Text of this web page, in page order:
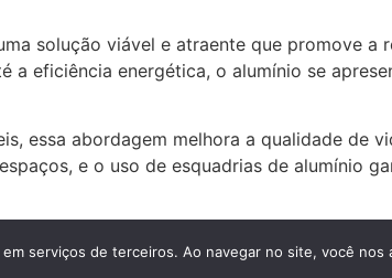
solução viável e atraente que promove a
eficiência energética, o alumínio se
essa abordagem melhora a qualidade de
e o uso de esquadrias de alumínio
e Estruturas em Geral. Todos os Direitos
serviços de terceiros. Ao navegar no site, você